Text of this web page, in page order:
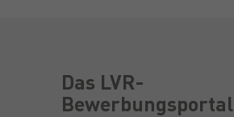
Das LVR-
Bewerbungsportal